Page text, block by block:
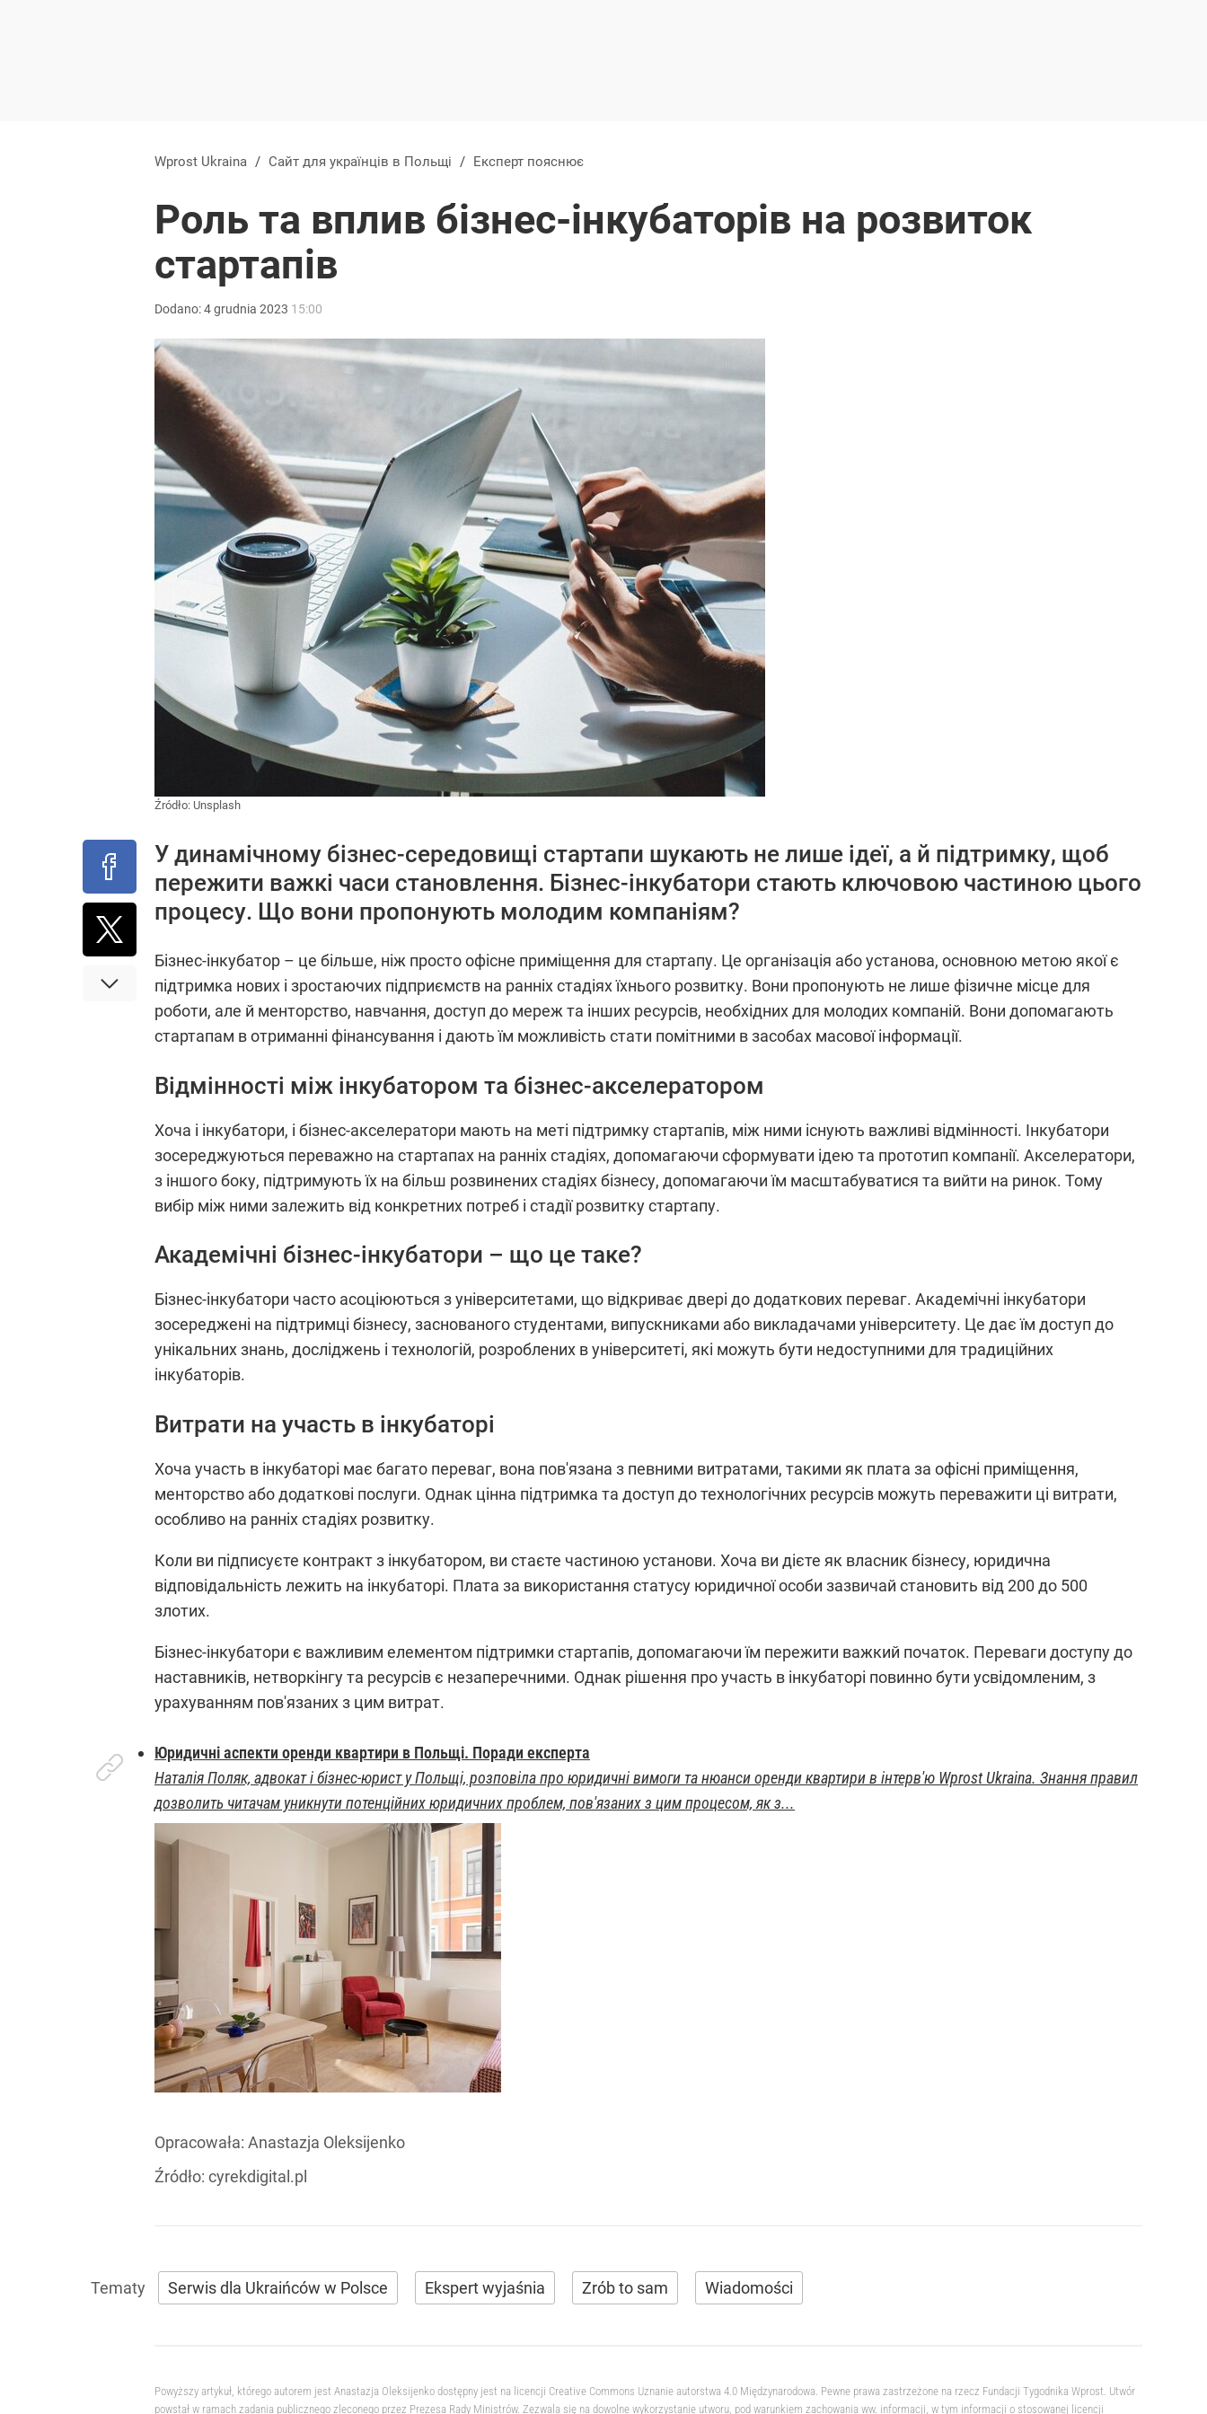
Wprost Ukraina / Сайт для українців в Польщі / Експерт пояснює
Роль та вплив бізнес-інкубаторів на розвиток
стартапів
Dodano:4grudnia 2023 15:00
Źródło: Unsplash
У динамічному бізнес-середовищі стартапи шукають не лише ідеї, а й підтримку, щоб
пережити важкі часи становлення. Бізнес-інкубатори стають ключовою частиною цього
процесу. Що вони пропонують молодим компаніям?
Бізнес-інкубатор – це більше, ніж просто офісне приміщення для стартапу. Це організація або установа, основною метою якої є
підтримка нових і зростаючих підприємств на ранніх стадіях їхнього розвитку. Вони пропонують не лише фізичне місце для
роботи, але й менторство, навчання, доступ до мереж та інших ресурсів, необхідних для молодих компаній. Вони допомагають
стартапам в отриманні фінансування і дають їм можливість стати помітними в засобах масової інформації.
Відмінності між інкубатором та бізнес-акселератором
Хоча і інкубатори, і бізнес-акселератори мають на меті підтримку стартапів, між ними існують важливі відмінності. Інкубатори
зосереджуються переважно на стартапах на ранніх стадіях, допомагаючи сформувати ідею та прототип компанії. Акселератори,
з іншого боку, підтримують їх на більш розвинених стадіях бізнесу, допомагаючи їм масштабуватися та вийти на ринок. Тому
вибір між ними залежить від конкретних потреб і стадії розвитку стартапу.
Академічні бізнес-інкубатори – що це таке?
Бізнес-інкубатори часто асоціюються з університетами, що відкриває двері до додаткових переваг. Академічні інкубатори
зосереджені на підтримці бізнесу, заснованого студентами, випускниками або викладачами університету. Це дає їм доступ до
унікальних знань, досліджень і технологій, розроблених в університеті, які можуть бути недоступними для традиційних
інкубаторів.
Витрати на участь в інкубаторі
Хоча участь в інкубаторі має багато переваг, вона пов'язана з певними витратами, такими як плата за офісні приміщення,
менторство або додаткові послуги. Однак цінна підтримка та доступ до технологічних ресурсів можуть переважити ці витрати,
особливо на ранніх стадіях розвитку.
Коли ви підписуєте контракт з інкубатором, ви стаєте частиною установи. Хоча ви дієте як власник бізнесу, юридична
відповідальність лежить на інкубаторі. Плата за використання статусу юридичної особи зазвичай становить від 200 до 500
злотих.
Бізнес-інкубатори є важливим елементом підтримки стартапів, допомагаючи їм пережити важкий початок. Переваги доступу до
наставників, нетворкінгу та ресурсів є незаперечними. Однак рішення про участь в інкубаторі повинно бути усвідомленим, з
урахуванням пов'язаних з цим витрат.
Юридичні аспекти оренди квартири в Польщі. Поради експерта
Наталія Поляк, адвокат і бізнес-юрист у Польщі, розповіла про юридичні вимоги та нюанси оренди квартири в інтерв'ю Wprost Ukraina. Знання правил
дозволить читачам уникнути потенційних юридичних проблем, пов'язаних з цим процесом, як з...
Opracowała: Anastazja Oleksijenko
Źródło: cyrekdigital.pl
Serwis dla Ukraińców w Polsce Ekspert wyjaśnia Zrób to sam Wiadomości
Powyższy artykuł, którego autorem jest Anastazja Oleksijenko dostępny jest na licencji Creative Commons Uznanie autorstwa 4.0 Międzynarodowa. Pewne prawa zastrzeżone na rzecz Fundacji Tygodnika Wprost. Utwór
powstał w ramach zadania publicznego zleconego przez Prezesa Rady Ministrów. Zezwala się na dowolne wykorzystanie utworu, pod warunkiem zachowania ww. informacji, w tym informacji o stosowanej licencji